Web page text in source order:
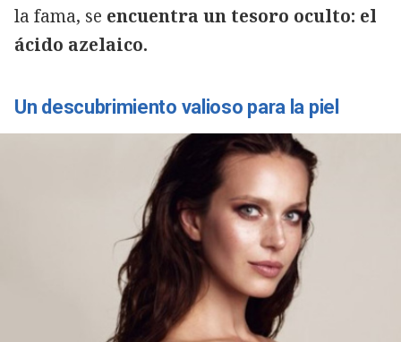
la fama, se encuentra un tesoro oculto: el
ácido azelaico.
Un descubrimiento valioso para la piel